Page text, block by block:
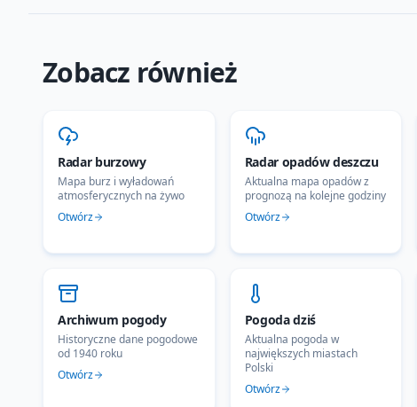
Zobacz również
Radar burzowy
Mapa burz i wyładowań
atmosferycznych na żywo
Otwórz
Radar opadów deszczu
Aktualna mapa opadów z
prognozą na kolejne godziny
Otwórz
Archiwum pogody
Historyczne dane pogodowe
od 1940 roku
Otwórz
Pogoda dziś
Aktualna pogoda w
największych miastach
Polski
Otwórz